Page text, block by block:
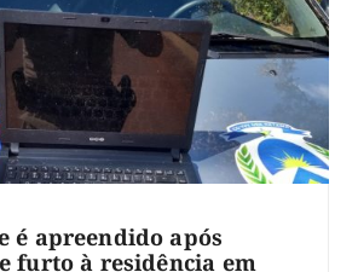
é apreendido após
furto à residência em